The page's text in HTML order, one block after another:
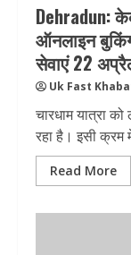
Dehradun:
ऑनलाइन
सेवाएं 22
Uk Fast
चारधाम यात्रा
रहा है। इसी क्रम
Read More